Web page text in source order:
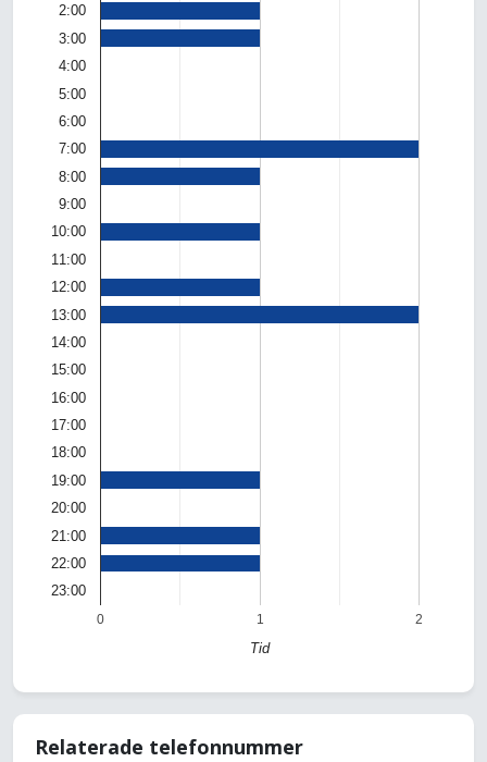
0 1 2
2:00
3:00
4:00
5:00
6:00
7:00
8:00
9:00
10:00
11:00
12:00
13:00
14:00
15:00
16:00
17:00
18:00
19:00
20:00
21:00
22:00
23:00
Tid
Relaterade telefonnummer